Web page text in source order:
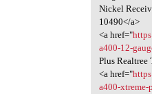
Nickel
10490</a>
<a href="
a400-12-
Plus Realtree
<a href="
a400-